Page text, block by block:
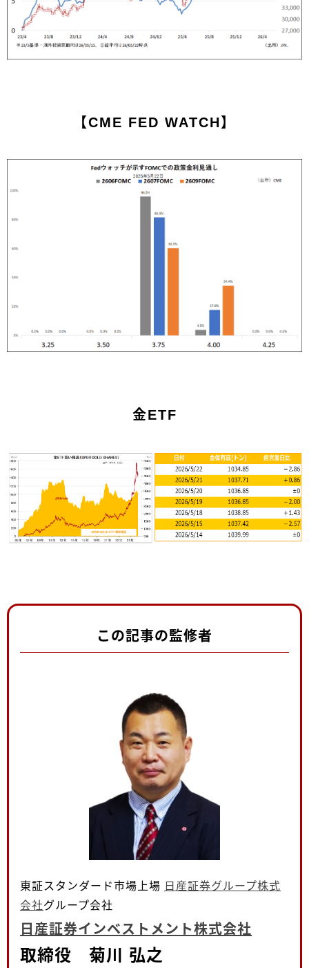
【CME FED WATCH】
金ETF
この記事の監修者
東証スタンダード市場上場 日産証券グループ株式
会社グループ会社
日産証券インベストメント株式会社
取締役 菊川 弘之